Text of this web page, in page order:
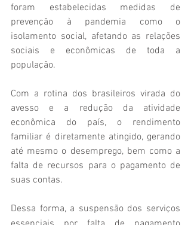
foram estabelecidas medidas de
prevenção à pandemia como o
isolamento social, afetando as relações
sociais e econômicas de toda a
população.
Com a rotina dos brasileiros virada do
avesso e a redução da atividade
econômica do país, o rendimento
familiar é diretamente atingido, gerando
até mesmo o desemprego, bem como a
falta de recursos para o pagamento de
suas contas.
Dessa forma, a suspensão dos serviços